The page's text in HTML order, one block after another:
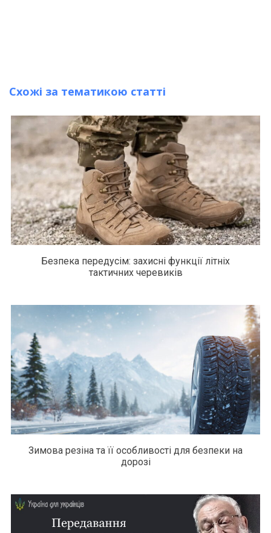
Схожі за тематикою статті
Безпека передусім: захисні функції літніх
тактичних черевиків
Зимова резіна та її особливості для безпеки на
дорозі